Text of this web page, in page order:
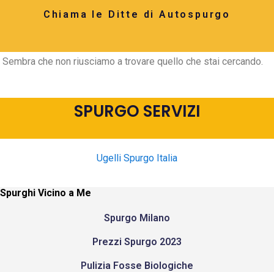
Chiama le Ditte di Autospurgo
Sembra che non riusciamo a trovare quello che stai cercando.
SPURGO SERVIZI
Ugelli Spurgo Italia
Spurghi Vicino a Me
Spurgo Milano
Prezzi Spurgo 2023
Pulizia Fosse Biologiche